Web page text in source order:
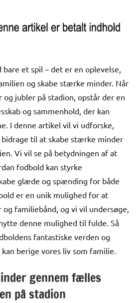
et spil – det er en oplevelse,
og skabe stærke minder. Når
og jubler på stadion, opstår der en
og sammenhold, der kan
I denne artikel vil vi udforske,
til at skabe stærke minder
Vi vil se på betydningen af at
fodbold kan styrke
glæde og spænding for både
er en unik mulighed for at
familiebånd, og vi vil undersøge,
denne mulighed til fulde. Så
fantastiske verden og
berige vores liv som familie.
gennem fælles
på stadion